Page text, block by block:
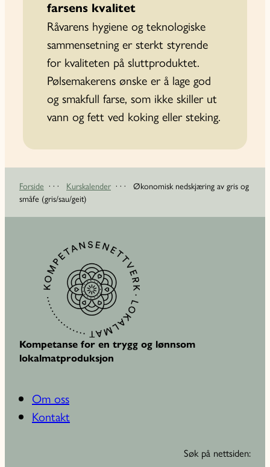
farsens kvalitet
Råvarens hygiene og teknologiske
sammensetning er sterkt styrende
for kvaliteten på sluttproduktet.
Pølsemakerens ønske er å lage god
og smakfull farse, som ikke skiller ut
vann og fett ved koking eller steking.
Forside · · · Kurskalender · · · Økonomisk nedskjæring av gris og
småfe (gris/sau/geit)
Kompetanse for en trygg og lønnsom
lokalmatproduksjon
Om oss
Kontakt
Søk på nettsiden: